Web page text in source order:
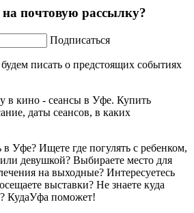
почтовую рассылку?
Подписаться
писать о предстоящих событиях
в кино - сеансы в Уфе. Купить
даты сеансов, в каких
в Уфе? Ищете где погулять с ребенком,
девушкой? Выбираете место для
на выходные? Интересуетесь
выставки? Не знаете куда
КудаУфа поможет!